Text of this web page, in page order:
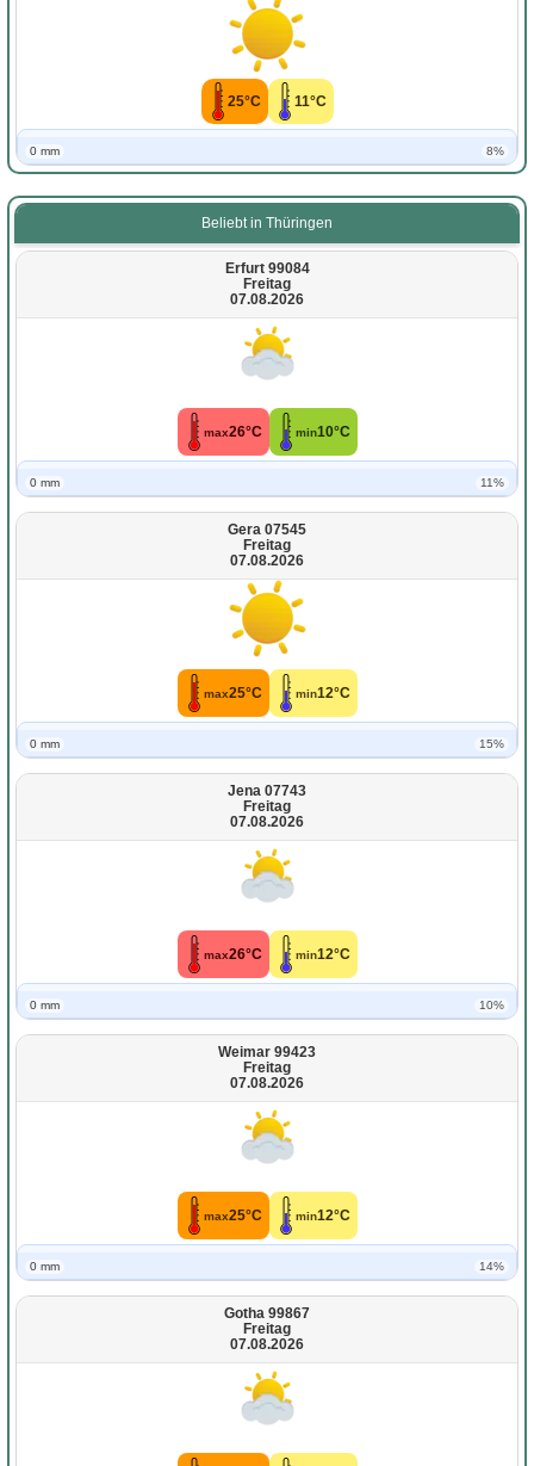
25°C 11°C
0 mm 8%
Beliebt in Thüringen
Erfurt 99084
Freitag
07.08.2026
max26°C min10°C
0 mm 11%
Gera 07545
Freitag
07.08.2026
max25°C min12°C
0 mm 15%
Jena 07743
Freitag
07.08.2026
max26°C min12°C
0 mm 10%
Weimar 99423
Freitag
07.08.2026
max25°C min12°C
0 mm 14%
Gotha 99867
Freitag
07.08.2026